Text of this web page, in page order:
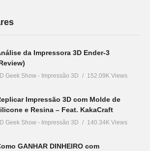
da Impressora 3D Ender-3
Geek Show - Impressão 3D 152.09K Views
Impressão 3D com Molde de
e Resina – Feat. KakaCraft
Geek Show - Impressão 3D 140.34K Views
GANHAR DINHEIRO com